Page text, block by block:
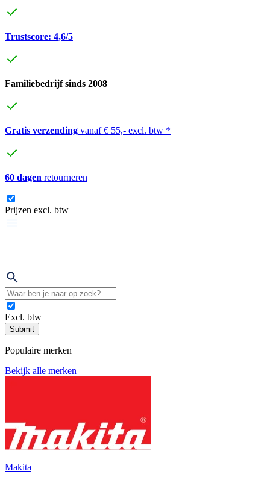
Trustscore: 4,6/5
Familiebedrijf sinds 2008
Gratis verzending vanaf € 55,- excl. btw *
60 dagen retourneren
Prijzen excl. btw
Excl. btw
Submit
Populaire merken
Bekijk alle merken
Makita